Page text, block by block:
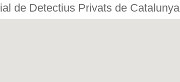
de Detectius Privats de Catalunya